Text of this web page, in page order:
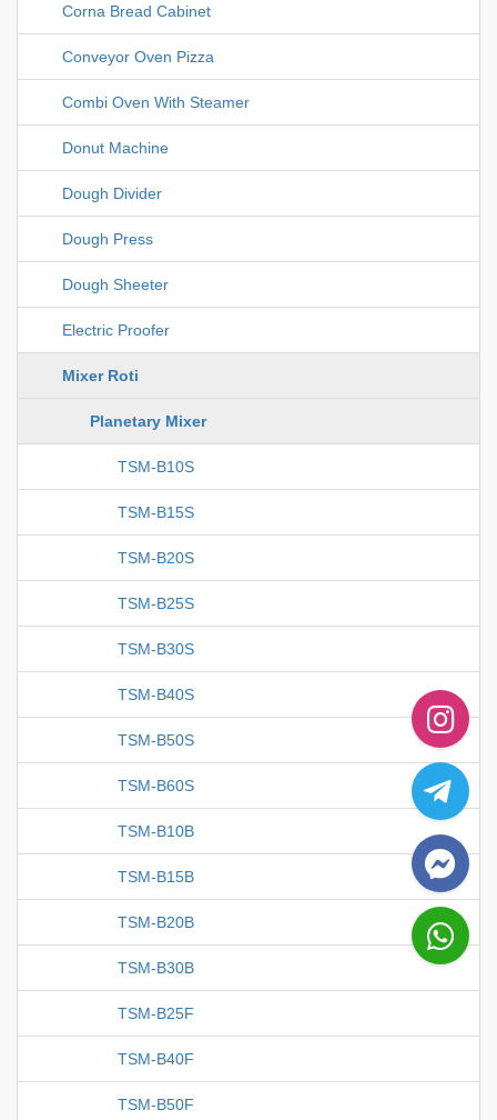
Corna Bread Cabinet
Conveyor Oven Pizza
Combi Oven With Steamer
Donut Machine
Dough Divider
Dough Press
Dough Sheeter
Electric Proofer
Mixer Roti
Planetary Mixer
TSM-B10S
TSM-B15S
TSM-B20S
TSM-B25S
TSM-B30S
TSM-B40S
TSM-B50S
TSM-B60S
TSM-B10B
TSM-B15B
TSM-B20B
TSM-B30B
TSM-B25F
TSM-B40F
TSM-B50F